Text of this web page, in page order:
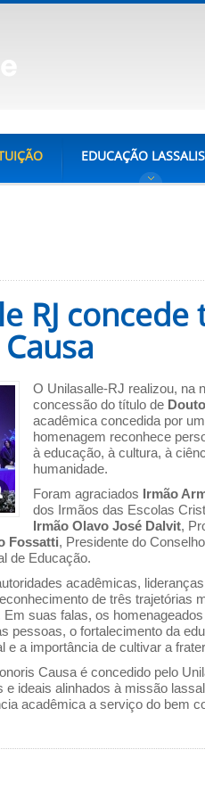
EDUCAÇÃO
RJ
O Unilasalle-RJ realizou, na
concessão do título de
acadêmica concedida por
homenagem reconhece
à educação, à cultura, à
humanidade.
Foram agraciados Irmão
dos Irmãos das Escolas
Irmão Olavo José Dalvit,
Fossatti, Presidente do
de Educação.
acadêmicas,
de três trajetórias
Em suas falas, os
pessoas, o fortalecimento da
e a importância de cultivar a
Causa é concedido pelo
e ideais alinhados à missão
acadêmica a serviço do bem